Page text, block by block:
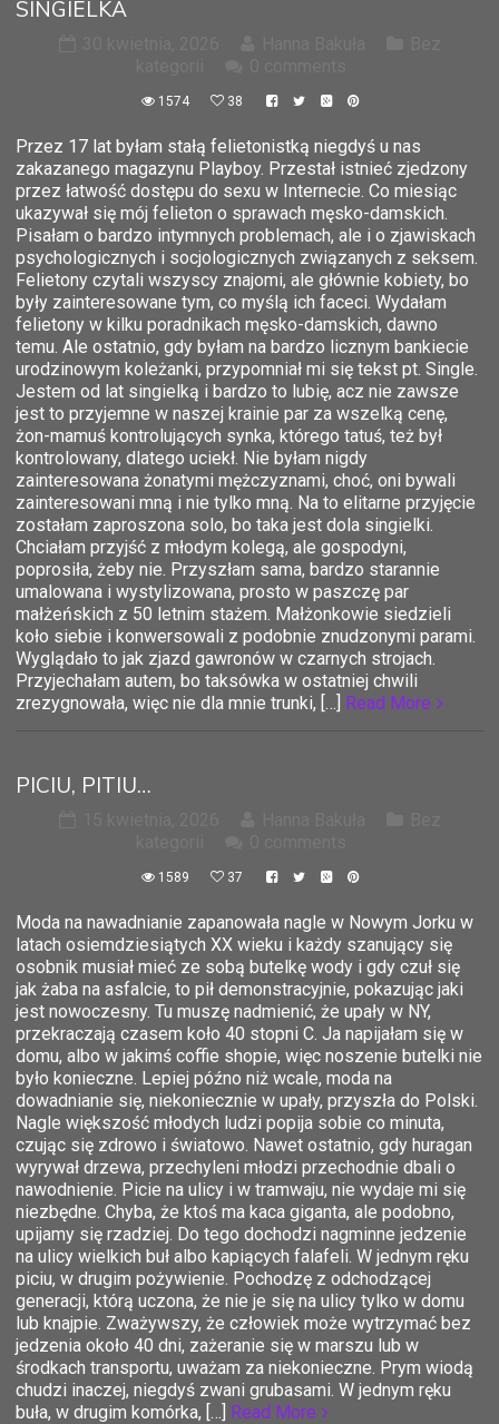
SINGIELKA
1574 38
Przez 17 lat byłam stałą felietonistką niegdyś u nas
zakazanego magazynu Playboy. Przestał istnieć zjedzony
przez łatwość dostępu do sexu w Internecie. Co miesiąc
ukazywał się mój felieton o sprawach męsko-damskich.
Pisałam o bardzo intymnych problemach, ale i o zjawiskach
psychologicznych i socjologicznych związanych z seksem.
Felietony czytali wszyscy znajomi, ale głównie kobiety, bo
były zainteresowane tym, co myślą ich faceci. Wydałam
felietony w kilku poradnikach męsko-damskich, dawno
temu. Ale ostatnio, gdy byłam na bardzo licznym bankiecie
urodzinowym koleżanki, przypomniał mi się tekst pt. Single.
Jestem od lat singielką i bardzo to lubię, acz nie zawsze
jest to przyjemne w naszej krainie par za wszelką cenę,
żon-mamuś kontrolujących synka, którego tatuś, też był
kontrolowany, dlatego uciekł. Nie byłam nigdy
zainteresowana żonatymi mężczyznami, choć, oni bywali
zainteresowani mną i nie tylko mną. Na to elitarne przyjęcie
zostałam zaproszona solo, bo taka jest dola singielki.
Chciałam przyjść z młodym kolegą, ale gospodyni,
poprosiła, żeby nie. Przyszłam sama, bardzo starannie
umalowana i wystylizowana, prosto w paszczę par
małżeńskich z 50 letnim stażem. Małżonkowie siedzieli
koło siebie i konwersowali z podobnie znudzonymi parami.
Wyglądało to jak zjazd gawronów w czarnych strojach.
Przyjechałam autem, bo taksówka w ostatniej chwili
zrezygnowała, więc nie dla mnie trunki, […] Read More
PICIU, PITIU…
1589 37
Moda na nawadnianie zapanowała nagle w Nowym Jorku w
latach osiemdziesiątych XX wieku i każdy szanujący się
osobnik musiał mieć ze sobą butelkę wody i gdy czuł się
jak żaba na asfalcie, to pił demonstracyjnie, pokazując jaki
jest nowoczesny. Tu muszę nadmienić, że upały w NY,
przekraczają czasem koło 40 stopni C. Ja napijałam się w
domu, albo w jakimś coffie shopie, więc noszenie butelki nie
było konieczne. Lepiej późno niż wcale, moda na
dowadnianie się, niekoniecznie w upały, przyszła do Polski.
Nagle większość młodych ludzi popija sobie co minuta,
czując się zdrowo i światowo. Nawet ostatnio, gdy huragan
wyrywał drzewa, przechyleni młodzi przechodnie dbali o
nawodnienie. Picie na ulicy i w tramwaju, nie wydaje mi się
niezbędne. Chyba, że ktoś ma kaca giganta, ale podobno,
upijamy się rzadziej. Do tego dochodzi nagminne jedzenie
na ulicy wielkich buł albo kapiących falafeli. W jednym ręku
piciu, w drugim pożywienie. Pochodzę z odchodzącej
generacji, którą uczona, że nie je się na ulicy tylko w domu
lub knajpie. Zważywszy, że człowiek może wytrzymać bez
jedzenia około 40 dni, zażeranie się w marszu lub w
środkach transportu, uważam za niekonieczne. Prym wiodą
chudzi inaczej, niegdyś zwani grubasami. W jednym ręku
buła, w drugim komórka, […] Read More